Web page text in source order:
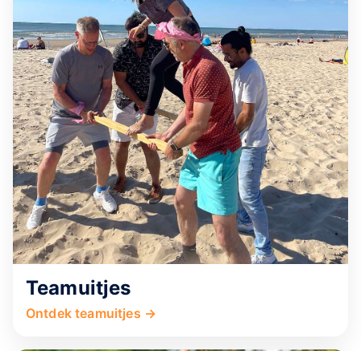
Teamuitjes
Ontdek teamuitjes →